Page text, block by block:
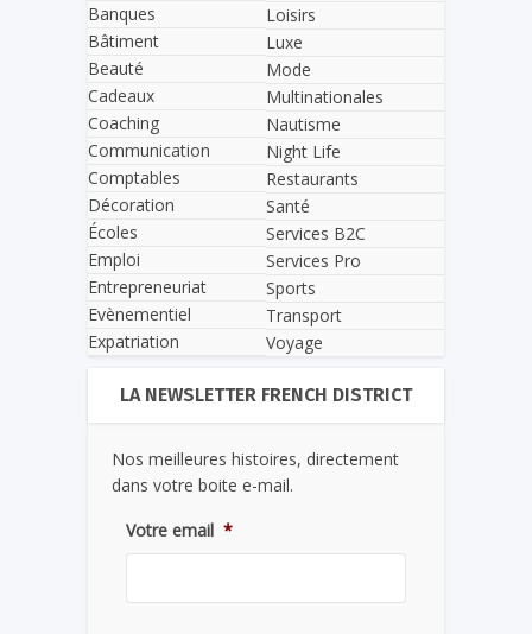
Banques
Bâtiment
Beauté
Cadeaux
Coaching
Communication
Comptables
Décoration
Écoles
Emploi
Entrepreneuriat
Evènementiel
Expatriation
Loisirs
Luxe
Mode
Multinationales
Nautisme
Night Life
Restaurants
Santé
Services B2C
Services Pro
Sports
Transport
Voyage
LA NEWSLETTER FRENCH DISTRICT
Nos meilleures histoires, directement
dans votre boite e-mail.
Votre email *